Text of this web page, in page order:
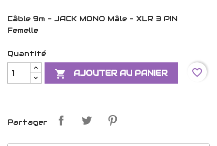
Câble 9m - JACK MONO Mâle - XLR 3 PIN
Femelle
Quantité
 AJOUTER AU PANIER favorite_border
Partager